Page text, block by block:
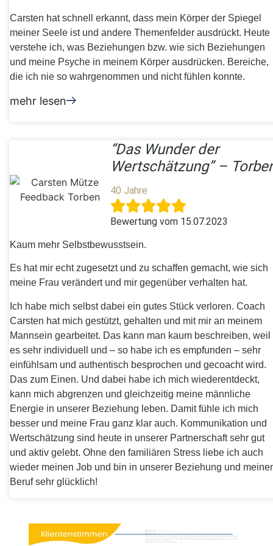
Carsten hat schnell erkannt, dass mein Körper der Spiegel
meiner Seele ist und andere Themenfelder ausdrückt. Heute
verstehe ich, was Beziehungen bzw. wie sich Beziehungen
und meine Psyche in meinem Körper ausdrücken. Bereiche,
die ich nie so wahrgenommen und nicht fühlen konnte.
mehr lesen
“Das Wunder der
Wertschätzung” –
40 Jahre
Bewertung vom 15.07.2023
Kaum mehr Selbstbewusstsein.
Es hat mir echt zugesetzt und zu schaffen gemacht, wie sich
meine Frau verändert und mir gegenüber verhalten hat.
Ich habe mich selbst dabei ein gutes Stück verloren. Coach
Carsten hat mich gestützt, gehalten und mit mir an meinem
Mannsein gearbeitet. Das kann man kaum beschreiben, weil
es sehr individuell und – so habe ich es empfunden – sehr
einfühlsam und authentisch besprochen und gecoacht wird.
Das zum Einen. Und dabei habe ich mich wiederentdeckt,
kann mich abgrenzen und gleichzeitig meine männliche
Energie in unserer Beziehung leben. Damit fühle ich mich
besser und meine Frau ganz klar auch. Kommunikation und
Wertschätzung sind heute in unserer Partnerschaft sehr gut
und aktiv gelebt. Ohne den familiären Stress liebe ich auch
wieder meinen Job und bin in unserer Beziehung und
Beruf sehr glücklich!